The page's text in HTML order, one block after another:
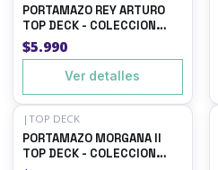
PORTAMAZO REY ARTURO
TOP DECK - COLECCION
LEGENDARIA
$5.990
Ver detalles
Agotado
| TOP DECK
PORTAMAZO MORGANA II
TOP DECK - COLECCION